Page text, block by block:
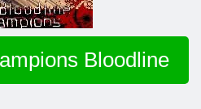
Bloodline